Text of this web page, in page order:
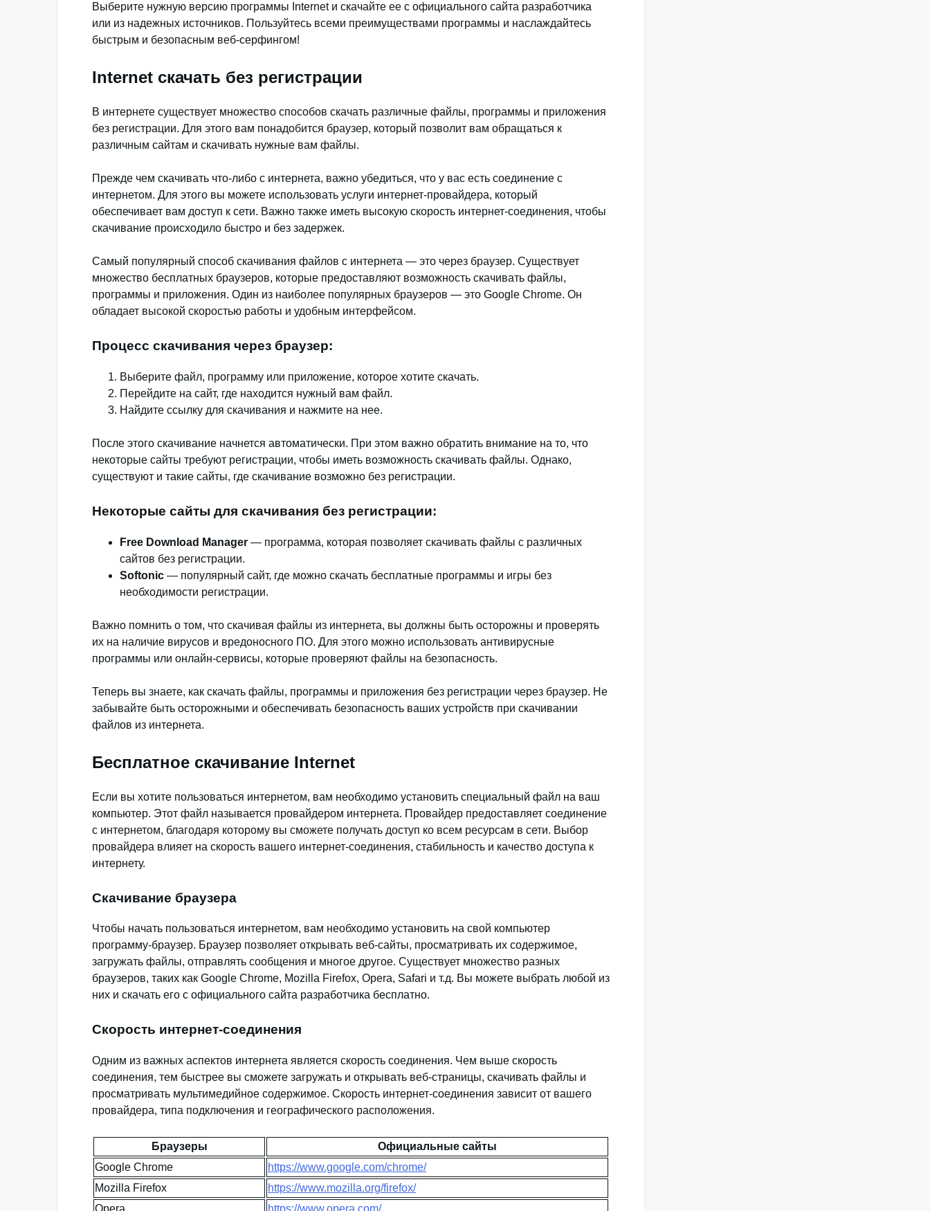
Выберите нужную версию программы Internet и скачайте ее с официального сайта разработчика
или из надежных источников. Пользуйтесь всеми преимуществами программы и наслаждайтесь
быстрым и безопасным веб-серфингом!
Internet скачать без регистрации
В интернете существует множество способов скачать различные файлы, программы и приложения
без регистрации. Для этого вам понадобится браузер, который позволит вам обращаться к
различным сайтам и скачивать нужные вам файлы.
Прежде чем скачивать что-либо с интернета, важно убедиться, что у вас есть соединение с
интернетом. Для этого вы можете использовать услуги интернет-провайдера, который
обеспечивает вам доступ к сети. Важно также иметь высокую скорость интернет-соединения, чтобы
скачивание происходило быстро и без задержек.
Самый популярный способ скачивания файлов с интернета — это через браузер. Существует
множество бесплатных браузеров, которые предоставляют возможность скачивать файлы,
программы и приложения. Один из наиболее популярных браузеров — это Google Chrome. Он
обладает высокой скоростью работы и удобным интерфейсом.
Процесс скачивания через браузер:
Выберите файл, программу или приложение, которое хотите скачать.
Перейдите на сайт, где находится нужный вам файл.
Найдите ссылку для скачивания и нажмите на нее.
После этого скачивание начнется автоматически. При этом важно обратить внимание на то, что
некоторые сайты требуют регистрации, чтобы иметь возможность скачивать файлы. Однако,
существуют и такие сайты, где скачивание возможно без регистрации.
Некоторые сайты для скачивания без регистрации:
Free Download Manager — программа, которая позволяет скачивать файлы с различных
сайтов без регистрации.
Softonic — популярный сайт, где можно скачать бесплатные программы и игры без
необходимости регистрации.
Важно помнить о том, что скачивая файлы из интернета, вы должны быть осторожны и проверять
их на наличие вирусов и вредоносного ПО. Для этого можно использовать антивирусные
программы или онлайн-сервисы, которые проверяют файлы на безопасность.
Теперь вы знаете, как скачать файлы, программы и приложения без регистрации через браузер. Не
забывайте быть осторожными и обеспечивать безопасность ваших устройств при скачивании
файлов из интернета.
Бесплатное скачивание Internet
Если вы хотите пользоваться интернетом, вам необходимо установить специальный файл на ваш
компьютер. Этот файл называется провайдером интернета. Провайдер предоставляет соединение
с интернетом, благодаря которому вы сможете получать доступ ко всем ресурсам в сети. Выбор
провайдера влияет на скорость вашего интернет-соединения, стабильность и качество доступа к
интернету.
Скачивание браузера
Чтобы начать пользоваться интернетом, вам необходимо установить на свой компьютер
программу-браузер. Браузер позволяет открывать веб-сайты, просматривать их содержимое,
загружать файлы, отправлять сообщения и многое другое. Существует множество разных
браузеров, таких как Google Chrome, Mozilla Firefox, Opera, Safari и т.д. Вы можете выбрать любой из
них и скачать его с официального сайта разработчика бесплатно.
Скорость интернет-соединения
Одним из важных аспектов интернета является скорость соединения. Чем выше скорость
соединения, тем быстрее вы сможете загружать и открывать веб-страницы, скачивать файлы и
просматривать мультимедийное содержимое. Скорость интернет-соединения зависит от вашего
провайдера, типа подключения и географического расположения.
Браузеры
Официальные сайты
Google Chrome
https://www.google.com/chrome/
Mozilla Firefox
https://www.mozilla.org/firefox/
Opera
https://www.opera.com/